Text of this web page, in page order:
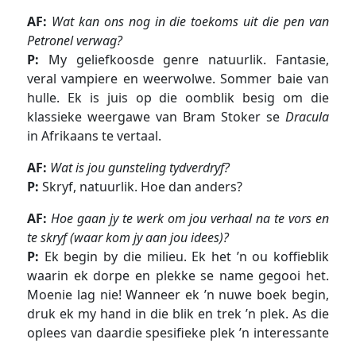
AF: Wat kan ons nog in die toekoms uit die pen van
Petronel verwag?
P: My geliefkoosde genre natuurlik. Fantasie,
veral vampiere en weerwolwe. Sommer baie van
hulle. Ek is juis op die oomblik besig om die
klassieke weergawe van Bram Stoker se Dracula
in Afrikaans te vertaal.
AF: Wat is jou gunsteling tydverdryf?
P: Skryf, natuurlik. Hoe dan anders?
AF: Hoe gaan jy te werk om jou verhaal na te vors en
te skryf (waar kom jy aan jou idees)?
P: Ek begin by die milieu. Ek het ’n ou koffieblik
waarin ek dorpe en plekke se name gegooi het.
Moenie lag nie! Wanneer ek ’n nuwe boek begin,
druk ek my hand in die blik en trek ’n plek. As die
oplees van daardie spesifieke plek ’n interessante